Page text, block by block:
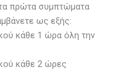
πρώτα συμπτώματα
ως εξής:
κάθε 1 ώρα όλη την
κάθε 2 ώρες